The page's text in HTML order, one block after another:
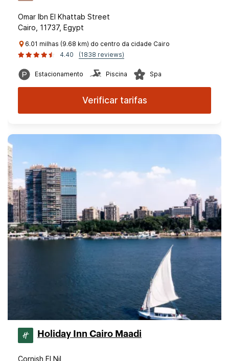
Omar Ibn El Khattab Street
Cairo, 11737, Egypt
6.01 milhas (9.68 km) do centro da cidade Cairo
4.40
(1838 reviews)
Estacionamento Piscina Spa
Verificar tarifas
Holiday Inn Cairo Maadi
Cornish El Nil